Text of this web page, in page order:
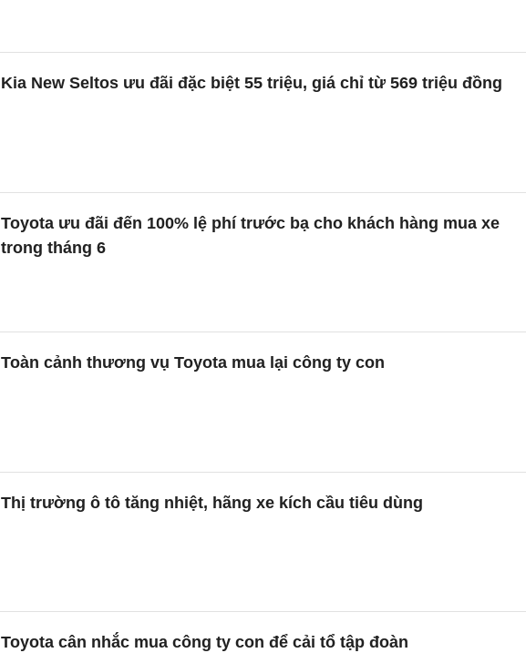
Kia New Seltos ưu đãi đặc biệt 55 triệu, giá chỉ từ 569 triệu đồng
Toyota ưu đãi đến 100% lệ phí trước bạ cho khách hàng mua xe
trong tháng 6
Toàn cảnh thương vụ Toyota mua lại công ty con
Thị trường ô tô tăng nhiệt, hãng xe kích cầu tiêu dùng
Toyota cân nhắc mua công ty con để cải tổ tập đoàn